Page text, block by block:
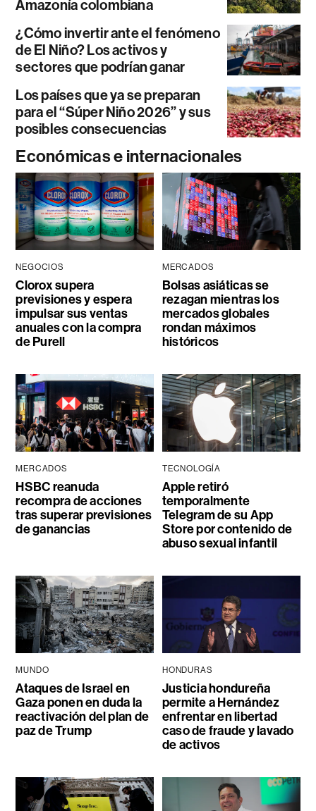
Amazonía colombiana
¿Cómo invertir ante el fenómeno
de El Niño? Los activos y
sectores que podrían ganar
Los países que ya se preparan
para el “Súper Niño 2026” y sus
posibles consecuencias
Económicas e internacionales
NEGOCIOS
Clorox supera
previsiones y espera
impulsar sus ventas
anuales con la compra
de Purell
MERCADOS
Bolsas asiáticas se
rezagan mientras los
mercados globales
rondan máximos
históricos
MERCADOS
HSBC reanuda
recompra de acciones
tras superar previsiones
de ganancias
TECNOLOGÍA
Apple retiró
temporalmente
Telegram de su App
Store por contenido de
abuso sexual infantil
MUNDO
Ataques de Israel en
Gaza ponen en duda la
reactivación del plan de
paz de Trump
HONDURAS
Justicia hondureña
permite a Hernández
enfrentar en libertad
caso de fraude y lavado
de activos